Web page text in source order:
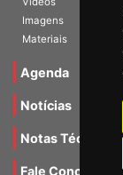
Imagens
Materiais
Agenda
Notícias
Notas Técnicas
Fale Conocsco